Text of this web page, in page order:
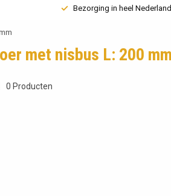
Bezorging in heel Nederland
met nisbus L: 200
0 Producten